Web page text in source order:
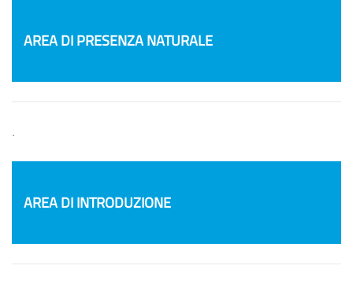
AREA DI PRESENZA NATURALE
.
AREA DI INTRODUZIONE